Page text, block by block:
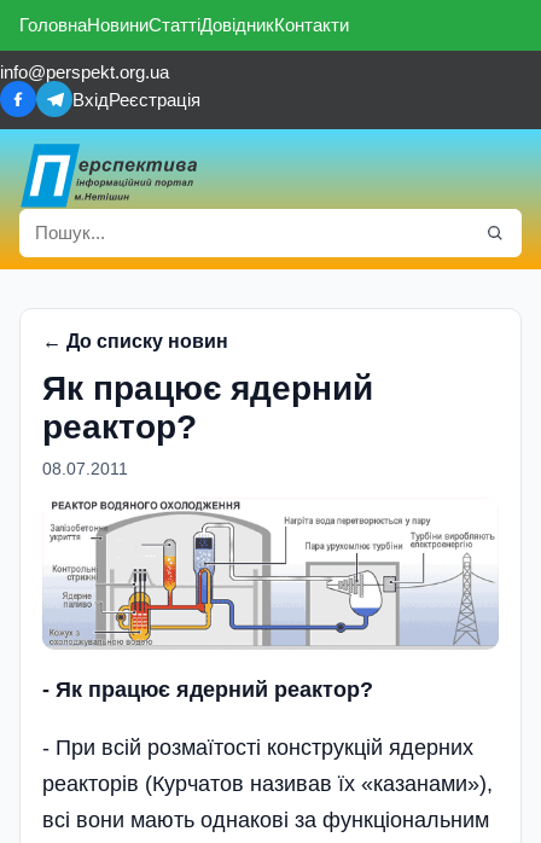
ГоловнаНовиниСтаттіДовідникКонтакти
info@perspekt.org.ua
ВхідРеєстрація
← До списку новин
Як працює ядерний
реактор?
08.07.2011
- Як працює ядерний реактор?
- При всій розмаїтості конструкцій ядерних
реакторів (Курчатов називав їх «казанами»),
всі вони мають однакові за функціональним